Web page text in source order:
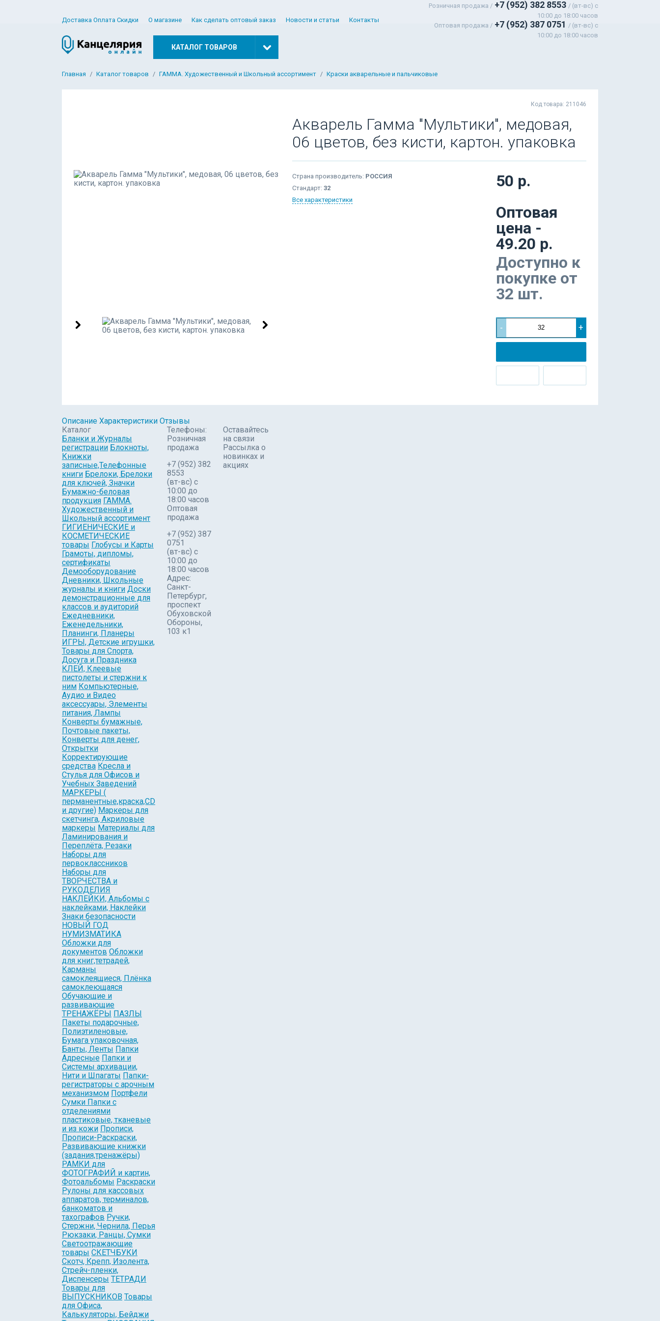
Доставка Оплата Скидки О магазине Как сделать оптовый заказ Новости и статьи Контакты
Розничная продажа / +7 (952) 382 8553 / (вт-вс) c
10:00 до 18:00 часов
Оптовая продажа / +7 (952) 387 0751 / (вт-вс) с
10:00 до 18:00 часов
КАТАЛОГ ТОВАРОВ
Главная Каталог товаров ГАММА. Художественный и Школьный ассортимент Краски акварельные и пальчиковые
Код товара: 211046
Акварель Гамма "Мультики", медовая,
06 цветов, без кисти, картон. упаковка
Страна производитель: РОССИЯ
Стандарт: 32
Все характеристики
50 р.
Оптовая
цена -
49.20 р.
Доступно к
покупке от
32 шт.
- +
Описание Характеристики Отзывы
Каталог
Бланки и Журналы
регистрации Блокноты,
Книжки
записные,Телефонные
книги Брелоки, Брелоки
для ключей, Значки
Бумажно-беловая
продукция ГАММА.
Художественный и
Школьный ассортимент
ГИГИЕНИЧЕСКИЕ и
КОСМЕТИЧЕСКИЕ
товары Глобусы и Карты
Грамоты, дипломы,
сертификаты
Демооборудование
Дневники, Школьные
журналы и книги Доски
демонстрационные для
классов и аудиторий
Ежедневники,
Еженедельники,
Планинги, Планеры
ИГРЫ, Детские игрушки,
Товары для Спорта,
Досуга и Праздника
КЛЕЙ, Клеевые
пистолеты и стержни к
ним Компьютерные,
Аудио и Видео
аксессуары, Элементы
питания, Лампы
Конверты бумажные,
Почтовые пакеты,
Конверты для денег,
Открытки
Корректирующие
средства Кресла и
Стулья для Офисов и
Учебных Заведений
МАРКЕРЫ (
перманентные,краска,CD
и другие) Маркеры для
скетчинга, Акриловые
маркеры Материалы для
Ламинирования и
Переплёта, Резаки
Наборы для
первоклассников
Наборы для
ТВОРЧЕСТВА и
РУКОДЕЛИЯ
НАКЛЕЙКИ, Альбомы с
наклейками, Наклейки
Знаки безопасности
НОВЫЙ ГОД
НУМИЗМАТИКА
Обложки для
документов Обложки
для книг,тетрадей,
Карманы
самоклеящиеся, Плёнка
самоклеющаяся
Обучающие и
развивающие
ТРЕНАЖЁРЫ ПАЗЛЫ
Пакеты подарочные,
Полиэтиленовые,
Бумага упаковочная,
Банты, Ленты Папки
Адресные Папки и
Системы архивации,
Нити и Шпагаты Папки-
регистраторы с арочным
механизмом Портфели
Сумки Папки с
отделениями
пластиковые, тканевые
и из кожи Прописи,
Прописи-Раскраски,
Развивающие книжки
(задания,тренажёры)
РАМКИ для
ФОТОГРАФИЙ и картин,
Фотоальбомы Раскраски
Рулоны для кассовых
аппаратов, терминалов,
банкоматов и
тахографов Ручки,
Стержни, Чернила, Перья
Рюкзаки, Ранцы, Сумки
Светоотражающие
товары СКЕТЧБУКИ
Скотч, Крепп, Изолента,
Стрейч-пленки,
Диспенсеры ТЕТРАДИ
Товары для
ВЫПУСКНИКОВ Товары
для Офиса,
Калькуляторы, Бейджи
Телефоны:
Розничная
продажа
+7 (952) 382
8553
(вт-вс) c
10:00 до
18:00 часов
Оптовая
продажа
+7 (952) 387
0751
(вт-вс) с
10:00 до
18:00 часов
Адрес:
Санкт-
Петербург,
проспект
Обуховской
Обороны,
103 к1
Оставайтесь
на связи
Рассылка о
новинках и
акциях